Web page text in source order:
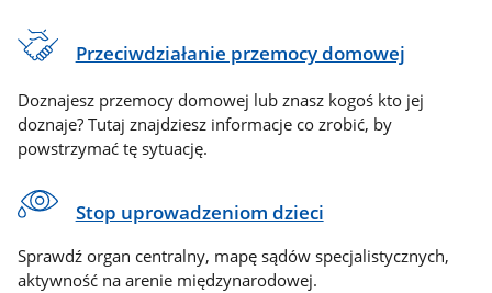
Przeciwdziałanie przemocy domowej
Doznajesz przemocy domowej lub znasz kogoś kto jej
doznaje? Tutaj znajdziesz informacje co zrobić, by
powstrzymać tę sytuację.
Stop uprowadzeniom dzieci
Sprawdź organ centralny, mapę sądów specjalistycznych,
aktywność na arenie międzynarodowej.